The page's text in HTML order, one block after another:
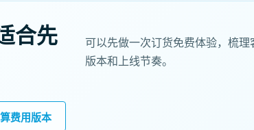
合先
可以先做一次订货免费体验，梳
版本和上线节奏。
费用版本